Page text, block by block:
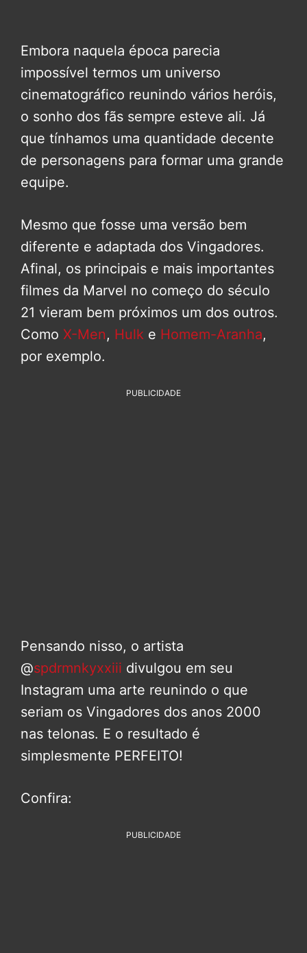
Embora naquela época parecia
impossível termos um universo
cinematográfico reunindo vários heróis,
o sonho dos fãs sempre esteve ali. Já
que tínhamos uma quantidade decente
de personagens para formar uma grande
equipe.
Mesmo que fosse uma versão bem
diferente e adaptada dos Vingadores.
Afinal, os principais e mais importantes
filmes da Marvel no começo do século
21 vieram bem próximos um dos outros.
Como X-Men, Hulk e Homem-Aranha,
por exemplo.
PUBLICIDADE
Pensando nisso, o artista
@spdrmnkyxxiii divulgou em seu
Instagram uma arte reunindo o que
seriam os Vingadores dos anos 2000
nas telonas. E o resultado é
simplesmente PERFEITO!
Confira:
PUBLICIDADE